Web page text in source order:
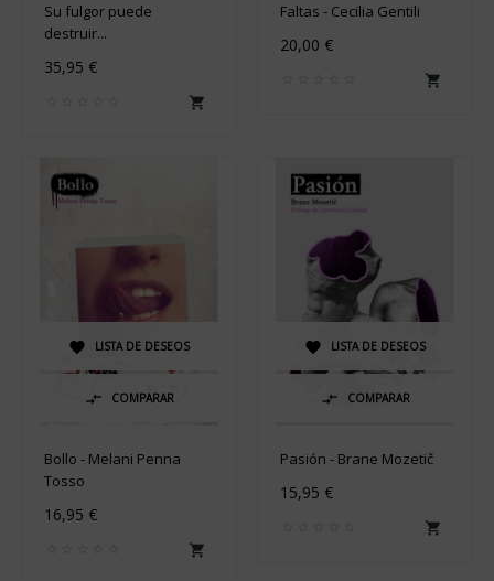
Su fulgor puede
destruir...
35,95 €

Faltas - Cecilia Gentili
20,00 €

 LISTA DE DESEOS
 COMPARAR
Bollo - Melani Penna
Tosso
16,95 €

 LISTA DE DESEOS
 COMPARAR
Pasión - Brane Mozetič
15,95 €
